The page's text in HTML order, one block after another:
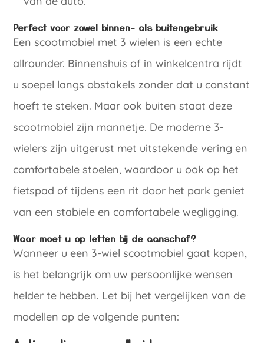
Perfect voor zowel binnen- als buitengebruik
Een scootmobiel met 3 wielen is een echte
allrounder. Binnenshuis of in winkelcentra rijdt
u soepel langs obstakels zonder dat u constant
hoeft te steken. Maar ook buiten staat deze
scootmobiel zijn mannetje. De moderne 3-
wielers zijn uitgerust met uitstekende vering en
comfortabele stoelen, waardoor u ook op het
fietspad of tijdens een rit door het park geniet
van een stabiele en comfortabele wegligging.
Waar moet u op letten bij de aanschaf?
Wanneer u een 3-wiel scootmobiel gaat kopen,
is het belangrijk om uw persoonlijke wensen
helder te hebben. Let bij het vergelijken van de
modellen op de volgende punten: